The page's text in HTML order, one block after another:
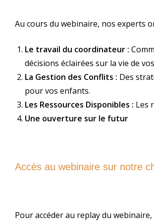
Au cours du webinaire, nos experts
Le travail du coordinateur :
décisions éclairées sur la vie de
La Gestion des Conflits : Des
pour vos enfants.
Les Ressources Disponibles : Les
Une ouverture sur le futur
Accès au webinaire sur notre
Pour accéder au replay du